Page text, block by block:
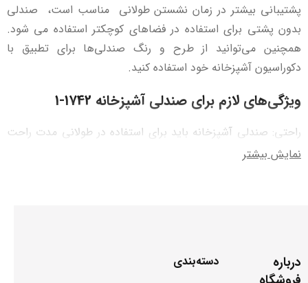
پشتیبانی بیشتر در زمان نشستن طولانی مناسب است، صندلی‌
بدون پشتی برای استفاده در فضاهای کوچکتر استفاده می شود.
همچنین می‌توانید از طرح و رنگ صندلی‌ها برای تطبیق با
دکوراسیون آشپزخانه خود استفاده کنید.
ویژگی‌های لازم برای صندلی آشپزخانه 1742-1
راحتی: صندلی آشپزخانه باید برای استفاده در طولانی مدت راحت
باشد. پشتی بلند و محکم، قابل تنظیم با صندوقچه‌ی مخصوص
طراحی: طراحی صندلی با سبک
است. این شامل رنگ، شکل، و اندازه آن است.
نمایش بیشتر
درباره
دسته‌بندی